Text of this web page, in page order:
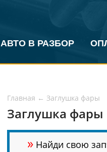
АВТО В РАЗБОР
Главная ← Заглушка фары
Заглушка фары
» Найди свою